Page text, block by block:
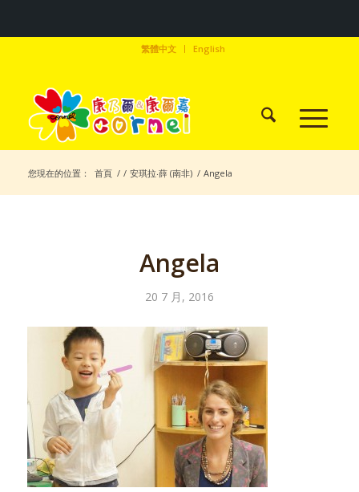
繁體中文 English
您現在的位置： 首頁 / / 安琪拉‧薛 (南非) / Angela
Angela
20 7 月, 2016